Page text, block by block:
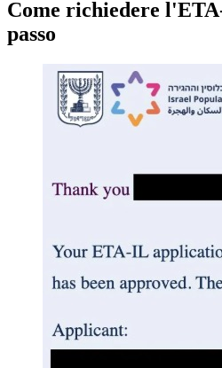
Come richiedere
passo